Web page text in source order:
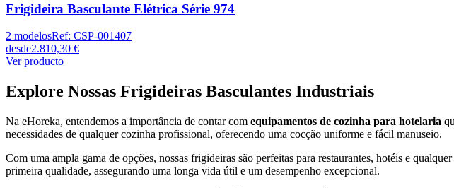
Frigideira Basculante Elétrica Série 974
2 modelosRef: CSP-001407
desde2.810,30 €
Ver producto
Explore Nossas Frigideiras Basculantes Industriais
Na eHoreka, entendemos a importância de contar com equipamentos de cozinha para hotelaria
necessidades de qualquer cozinha profissional, oferecendo uma cocção uniforme e fácil manuseio.
Com uma ampla gama de opções, nossas frigideiras são perfeitas para restaurantes, hotéis e
primeira qualidade, assegurando uma longa vida útil e um desempenho excepcional.